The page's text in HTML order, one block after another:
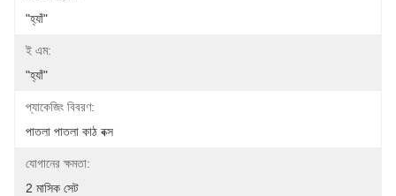
"হ্যাঁ"
ই এম:
"হ্যাঁ"
প্যাকেজিং বিবরণ:
পাতলা পাতলা কাঠ বক্স
যোগানের ক্ষমতা:
2 মাসিক সেট